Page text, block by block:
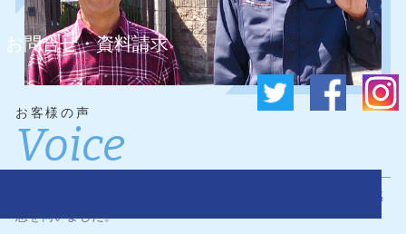
お客様の声
Voice
ワンダーリフォームに施工のご依頼をくださったお客様に、ご感
想を伺いました。
お問合せ・資料請求